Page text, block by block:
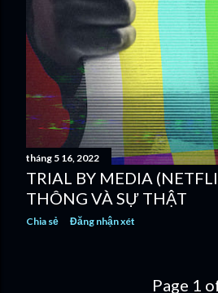
tháng 5 16, 2022
TRIAL BY MEDIA
THÔNG VÀ SỰ THẬT
Chia sẻ Đăng nhận xét
Page 1